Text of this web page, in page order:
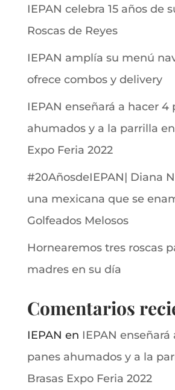
IEPAN celebra 15 años de
Roscas de Reyes
IEPAN amplía su menú
ofrece combos y delivery
IEPAN enseñará a hacer 4
ahumados y a la parrilla
Expo Feria 2022
#20AñosdeIEPAN| Diana
una mexicana que se
Golfeados Melosos
Hornearemos tres roscas
madres en su día
Comentarios
IEPAN en IEPAN enseñará
panes ahumados y a la
Brasas Expo Feria 2022